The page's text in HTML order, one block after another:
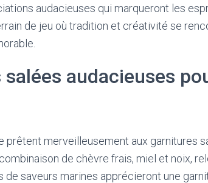
audacieuses qui marqueront les
de jeu où tradition et créativité se
audacieuses
prêtent merveilleusement aux garnitures
de chèvre frais, miel et noix,
de saveurs marines apprécieront une